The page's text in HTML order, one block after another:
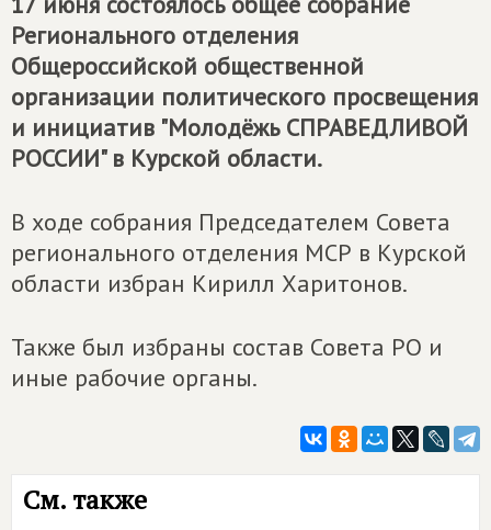
Регионального отделения
Общероссийской общественной
организации политического просвещения
и инициатив "Молодёжь СПРАВЕДЛИВОЙ
РОССИИ" в Курской области.
В ходе собрания Председателем Совета
регионального отделения МСР в Курской
области избран Кирилл Харитонов.
Также был избраны состав Совета РО и
иные рабочие органы.
См. также